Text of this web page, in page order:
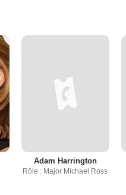
Adam Harrington
Rôle : Major Michael Ross